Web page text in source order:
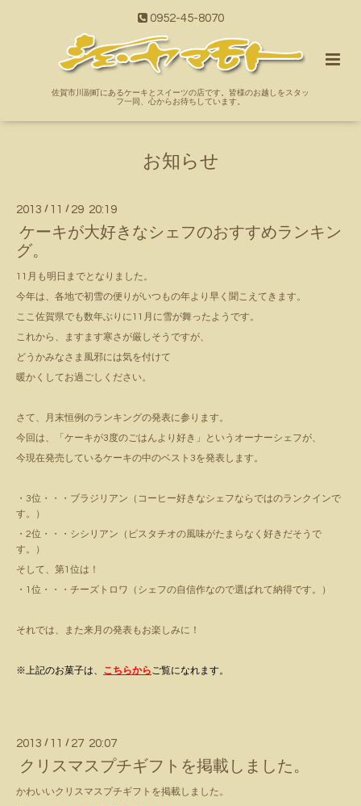
0952-45-8070
佐賀市川副町にあるケーキとスイーツの店です。皆様のお越しをスタッ
フ一同、心からお待ちしています。
お知らせ
2013 / 11 / 29 20:19
ケーキが大好きなシェフのおすすめランキン
グ。
11月も明日までとなりました。
今年は、各地で初雪の便りがいつもの年より早く聞こえてきます。
ここ佐賀県でも数年ぶりに11月に雪が舞ったようです。
これから、ますます寒さが厳しそうですが、
どうかみなさま風邪には気を付けて
暖かくしてお過ごしください。
さて、月末恒例のランキングの発表に参ります。
今回は、「ケーキが3度のごはんより好き」というオーナーシェフが、
今現在発売しているケーキの中のベスト3を発表します。
・3位・・・ブラジリアン（コーヒー好きなシェフならではのランクインで
す。）
・2位・・・シシリアン（ピスタチオの風味がたまらなく好きだそうで
す。）
そして、第1位は！
・1位・・・チーズトロワ（シェフの自信作なので選ばれて納得です。）
それでは、また来月の発表もお楽しみに！
※上記のお菓子は、 こちらからご覧になれます。
2013 / 11 / 27 20:07
クリスマスプチギフトを掲載しました。
かわいいクリスマスプチギフトを掲載しました。